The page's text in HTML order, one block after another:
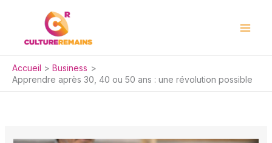
Accueil
Business
Apprendre après 30, 40 ou 50 ans : une révolution possible